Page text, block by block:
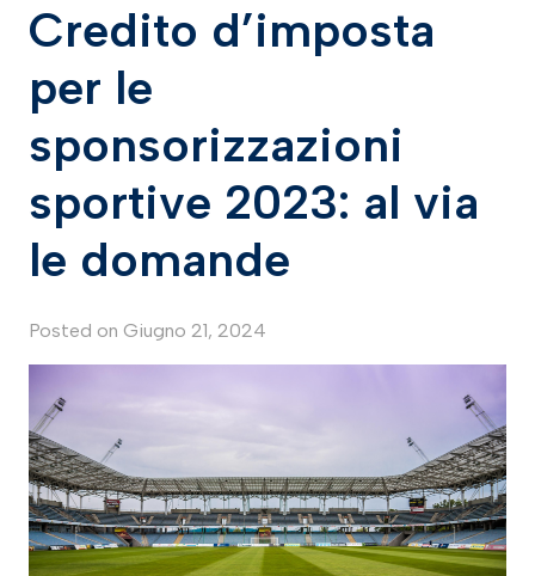
Credito d’imposta
per le
sponsorizzazioni
sportive 2023: al via
le domande
Posted on Giugno 21, 2024